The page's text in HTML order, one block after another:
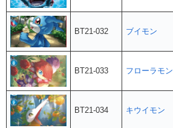
BT21-032 ブイモン
BT21-033 フローラモン
BT21-034 キウイモン